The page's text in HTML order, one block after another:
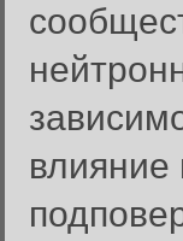
влияние